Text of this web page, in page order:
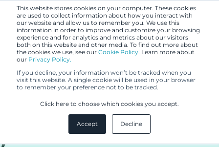
This website stores cookies on your computer. These cookies
are used to collect information about how you interact with
our website and allow us to remember you. We use this
information in order to improve and customize your browsing
experience and for analytics and metrics about our visitors
both on this website and other media. To find out more about
the cookies we use, see our Cookie Policy. Learn more about
our Privacy Policy.
If you decline, your information won’t be tracked when you
visit this website. A single cookie will be used in your browser
to remember your preference not to be tracked.
Click here to choose which cookies you accept.
Accept Decline